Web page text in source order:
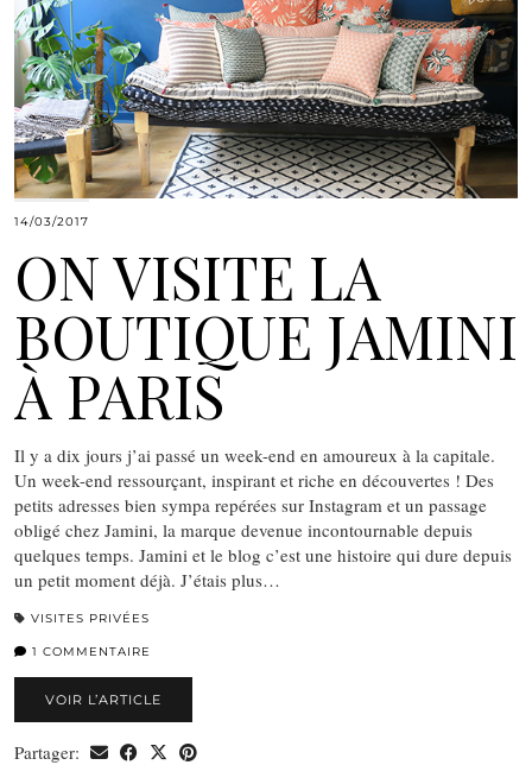
14/03/2017
ON VISITE LA
BOUTIQUE JAMINI
À PARIS
Il y a dix jours j’ai passé un week-end en amoureux à la capitale.
Un week-end ressourçant, inspirant et riche en découvertes ! Des
petits adresses bien sympa repérées sur Instagram et un passage
obligé chez Jamini, la marque devenue incontournable depuis
quelques temps. Jamini et le blog c’est une histoire qui dure depuis
un petit moment déjà. J’étais plus…
VISITES PRIVÉES
1 COMMENTAIRE
VOIR L’ARTICLE
Partager: